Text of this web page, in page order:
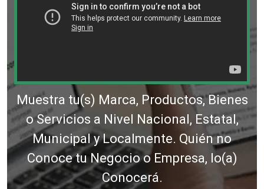
Muestra tu(s) Marca, Productos, Bienes
o Servicios a Nivel Nacional, Estatal,
Municipal y Localmente. Quién no
Conoce tu Negocio o Empresa, lo(a)
Conocerá.